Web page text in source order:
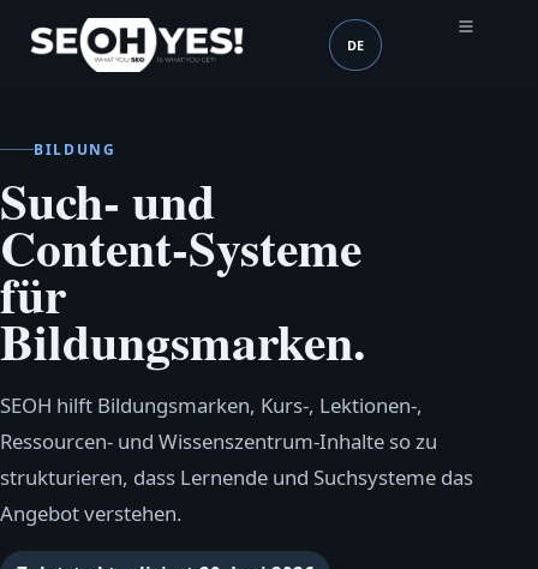
SEOH Sprache (mobile
DE
BILDUNG
Such- und
Content-Systeme
für
Bildungsmarken.
SEOH hilft Bildungsmarken, Kurs-, Lektionen-,
Ressourcen- und Wissenszentrum-Inhalte so zu
strukturieren, dass Lernende und Suchsysteme das
Angebot verstehen.